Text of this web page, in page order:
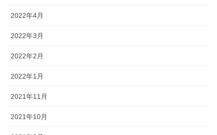
2022年4月
2022年3月
2022年2月
2022年1月
2021年11月
2021年10月